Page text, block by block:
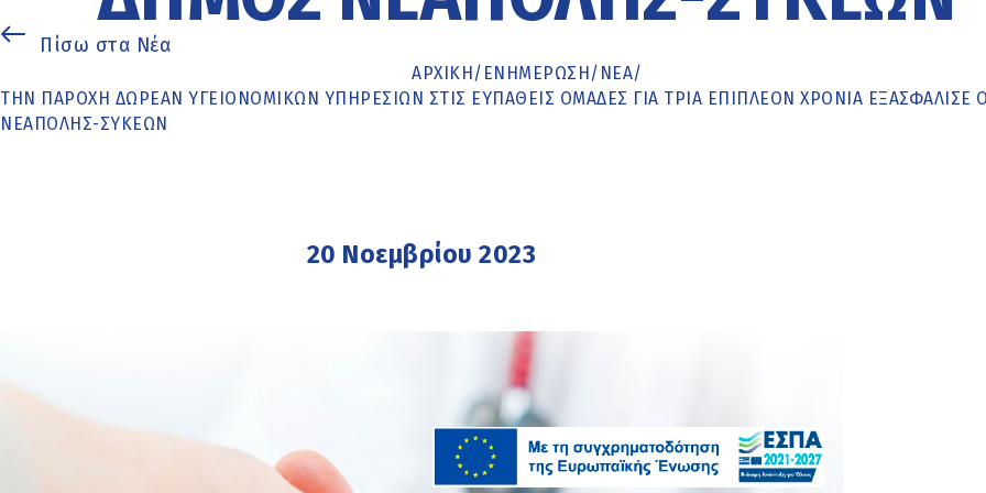
Πίσω στα Νέα
ΑΡΧΙΚΉ/ ΕΝΗΜΈΡΩΣΗ/ ΝΕΑ/
ΤΗΝ ΠΑΡΟΧΉ ΔΩΡΕΆΝ ΥΓΕΙΟΝΟΜΙΚΏΝ ΥΠΗΡΕΣΙΏΝ ΣΤΙΣ ΕΥΠΑΘΕΊΣ ΟΜΆΔΕΣ ΓΙΑ ΤΡΊΑ ΕΠΙΠΛΈΟΝ ΧΡΌΝΙΑ ΕΞΑΣΦΆΛΙΣΕ
ΝΕΆΠΟΛΗΣ-ΣΥΚΕΏΝ
20 Νοεμβρίου 2023